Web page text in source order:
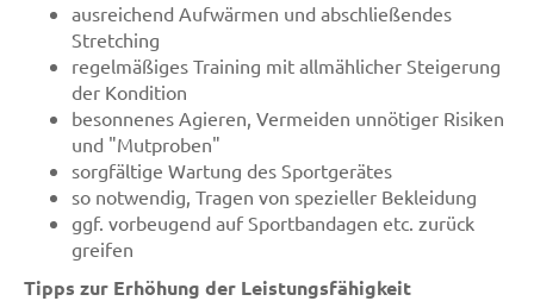
ausreichend Aufwärmen und abschließendes
Stretching
regelmäßiges Training mit allmählicher Steigerung
der Kondition
besonnenes Agieren, Vermeiden unnötiger Risiken
und "Mutproben"
sorgfältige Wartung des Sportgerätes
so notwendig, Tragen von spezieller Bekleidung
ggf. vorbeugend auf Sportbandagen etc. zurück
greifen
Tipps zur Erhöhung der Leistungsfähigkeit